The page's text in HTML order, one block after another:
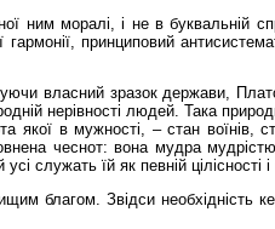
ним моралі, і не в буквальній
принциповий
власний зразок держави,
нерівності людей. Така
в мужності, – стан воїнів,
чеснот: вона мудра
їй як певній
благом. Звідси